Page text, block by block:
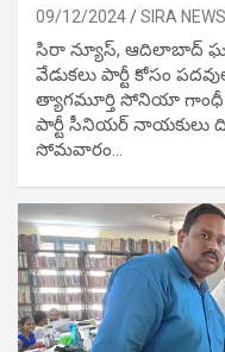
09/12/2024 SIRA NEWS
సిరా న్యూస్, ఆదిలాబాద్
వేడుక‌లు పార్టీ కోసం
త్యాగమూర్తి సోనియా గాంధీ
పార్టీ సీనియ‌ర్ నాయ‌కులు
సోమవారం…